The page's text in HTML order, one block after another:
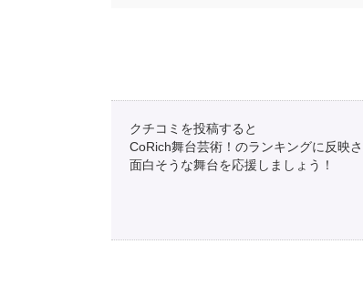
クチコミを投稿すると
CoRich舞台芸術！のランキングに反映さ
面白そうな舞台を応援しましょう！